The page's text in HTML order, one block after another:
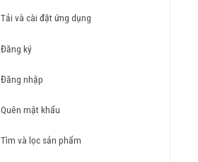
Tải và cài đặt ứng dụng
Đăng ký
Đăng nhập
Quên mật khẩu
Tìm và lọc sản phẩm